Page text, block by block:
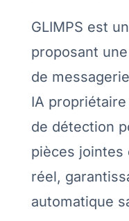
GLIMPS est
proposant
de
IA
de détection
pièces jointes
réel,
automatique